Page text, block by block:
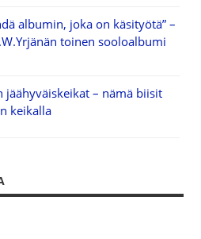
albumin, joka on käsityötä” –
toinen sooloalbumi
jäähyväiskeikat – nämä biisit
keikalla